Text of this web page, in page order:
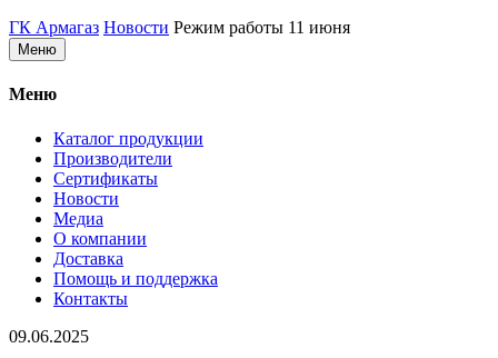
ГК Армагаз Новости Режим работы 11 июня
Меню
Меню
Каталог продукции
Производители
Сертификаты
Новости
Медиа
О компании
Доставка
Помощь и поддержка
Контакты
09.06.2025